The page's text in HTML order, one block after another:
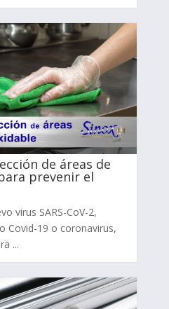
de áreas de
prevenir el
virus SARS-CoV-2,
Covid-19 o coronavirus,
...